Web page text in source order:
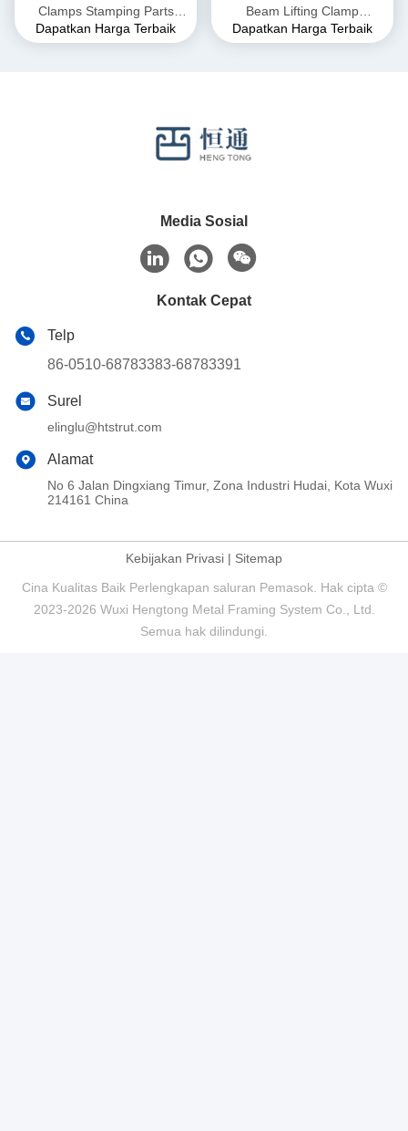
Clamps Stamping Parts
Carbon Steel Q235
Dapatkan Harga Terbaik
Beam Lifting Clamp
(Penghubung Galvanized Ke
Dapatkan Harga Terbaik
Media Sosial
Kontak Cepat
Telp
86-0510-68783383-68783391
Surel
elinglu@htstrut.com
Alamat
No 6 Jalan Dingxiang Timur, Zona Industri Hudai, Kota Wuxi
214161 China
Kebijakan Privasi | Sitemap
Cina Kualitas Baik Perlengkapan saluran Pemasok. Hak cipta ©
2023-2026 Wuxi Hengtong Metal Framing System Co., Ltd.
Semua hak dilindungi.